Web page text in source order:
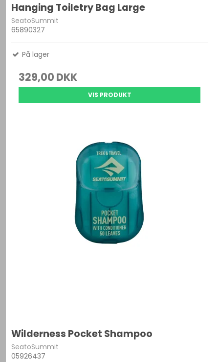
Hanging Toiletry Bag Large
SeatoSummit
65890327
På lager
329,00 DKK
VIS PRODUKT
Wilderness Pocket Shampoo
SeatoSummit
05926437